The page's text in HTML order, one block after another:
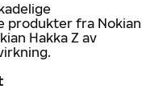
produkter fra Nokian
Hakka Z av